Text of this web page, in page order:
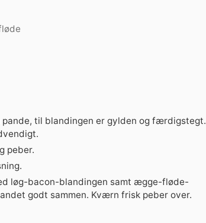
til blandingen er gylden og færdigstegt.
peber.
løg-bacon-blandingen samt ægge-fløde-
godt sammen. Kværn frisk peber over.